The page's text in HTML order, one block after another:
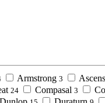
Armstrong 3
24 Compasal 3